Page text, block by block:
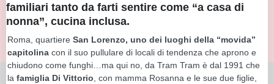
familiari tanto da farti sentire come “a casa di
nonna”, cucina inclusa.
Roma, quartiere San Lorenzo, uno dei luoghi della “movida”
capitolina con il suo pullulare di locali di tendenza che aprono e
chiudono come funghi…ma qui no, da Tram Tram è dal 1991 che
la famiglia Di Vittorio , con mamma Rosanna e le sue due figlie,